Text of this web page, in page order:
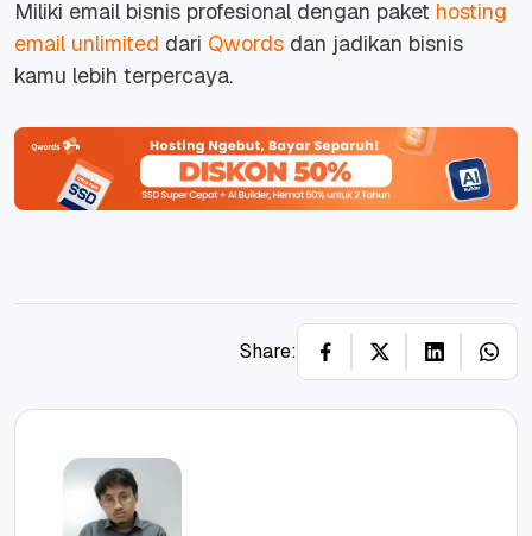
Miliki email bisnis profesional dengan paket hosting
email unlimited dari Qwords dan jadikan bisnis
kamu lebih terpercaya.
Share: